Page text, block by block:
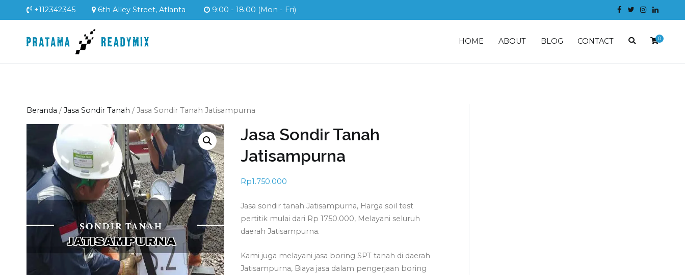
ke
+112342345 6th Alley Street, Atlanta 9:00 - 18:00 (Mon - Fri)
HOME ABOUT BLOG CONTACT 0
Beranda / Jasa Sondir Tanah / Jasa Sondir Tanah Jatisampurna
Jasa Sondir Tanah
Jatisampurna
Rp1.750.000
Jasa sondir tanah Jatisampurna, Harga soil test
pertitik mulai dari Rp 1750.000, Melayani seluruh
daerah Jatisampurna.
Kami juga melayani jasa boring SPT tanah di daerah
Jatisampurna, Biaya jasa dalam pengerjaan boring